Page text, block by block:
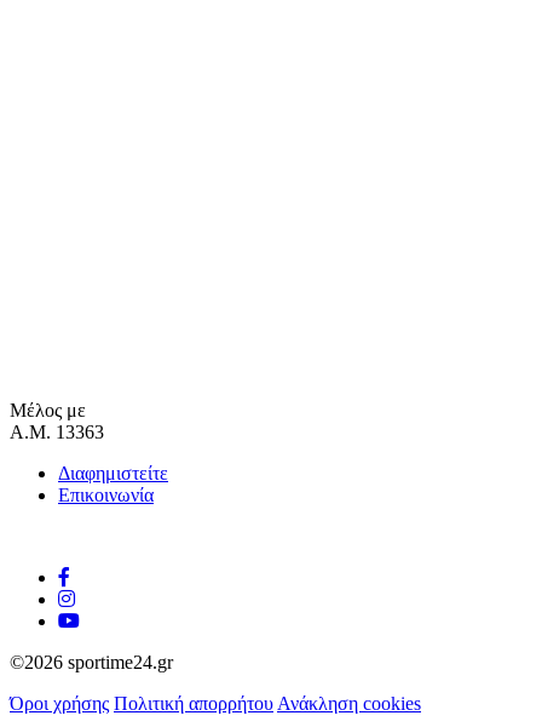
Μέλος με
Α.Μ. 13363
Διαφημιστείτε
Επικοινωνία
©2026 sportime24.gr
Όροι χρήσης Πολιτική απορρήτου Ανάκληση cookies